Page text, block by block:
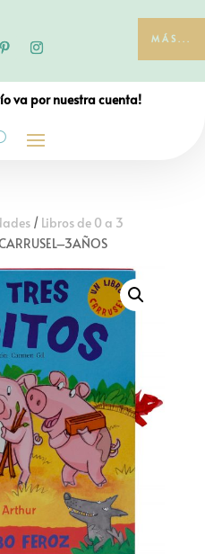
MÁS...
va por nuestra cuenta!
/ Libros de 0 a 3